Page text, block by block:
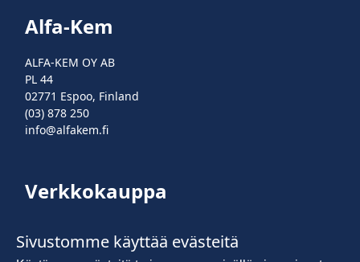
Alfa-Kem
ALFA-KEM OY AB
PL 44
02771 Espoo, Finland
(03) 878 250
info@alfakem.fi
Verkkokauppa
Sivustomme käyttää evästeitä